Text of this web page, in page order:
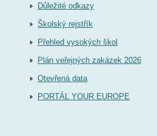
Důležité odkazy
Školský rejstřík
Přehled vysokých škol
Plán veřejných zakázek 2026
Otevřená data
PORTÁL YOUR EUROPE